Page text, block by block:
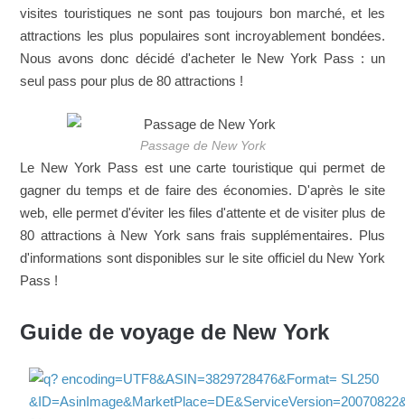
visites touristiques ne sont pas toujours bon marché, et les
attractions les plus populaires sont incroyablement bondées.
Nous avons donc décidé d'acheter le New York Pass : un
seul pass pour plus de 80 attractions !
Passage de New York
Le New York Pass est une carte touristique qui permet de
gagner du temps et de faire des économies. D'après le site
web, elle permet d'éviter les files d'attente et de visiter plus de
80 attractions à New York sans frais supplémentaires. Plus
d'informations sont disponibles sur le site officiel du New York
Pass !
Guide de voyage de New York